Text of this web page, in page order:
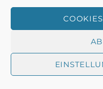
Trinken